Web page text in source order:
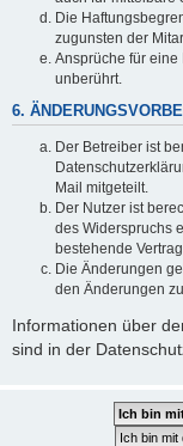
Die
zugunsten der
Ansprüche für
unberührt.
6.
Der Betreiber ist
Mail mitgeteilt.
Der Nutzer ist
des Widerspruchs
bestehende
Die Änderungen
den Änderungen
Informationen über
sind in der